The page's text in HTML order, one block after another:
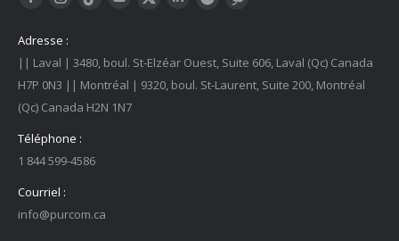
FacebookInstagram
Tiktok YouTubeTwitter LinkedInSpotify
Adresse :
|| Laval | 3480, boul. St-Elzéar Ouest, Suite 606, Laval (Qc) Canada
H7P 0N3 || Montréal | 9320, boul. St-Laurent, Suite 200, Montréal
(Qc) Canada H2N 1N7
Téléphone :
1 844 599-4586
Courriel :
info@purcom.ca